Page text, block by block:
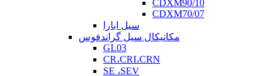
CDXM90/10
CDXM70/07
سیل ابارا
مکانیکال سیل گراندفوس
GL03
CR،CRI،CRN
SE ،SEV